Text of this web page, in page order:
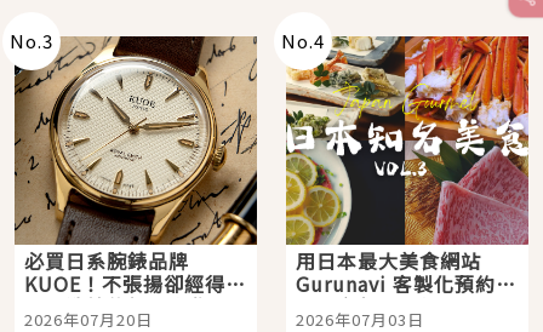
No.3
必買日系腕錶品牌
KUOE！不張揚卻經得起
時間洗鍊的經典之作五
2026年07月20日
No.4
用日本最大美食網站
Gurunavi 客製化預約九
大都市餐廳，打造專屬
2026年07月03日